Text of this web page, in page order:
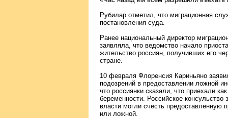
Рубилар отметил, что миграционная
постановления суда.
Ранее национальный директор
заявляла, что ведомство начало
жительство россиян, получивших его
стране.
10 февраля Флоренсия Кариньяно
подозрений в предоставлении ложной
что россиянки сказали, что приехали
беременности. Российское
власти могли счесть
или ложной.